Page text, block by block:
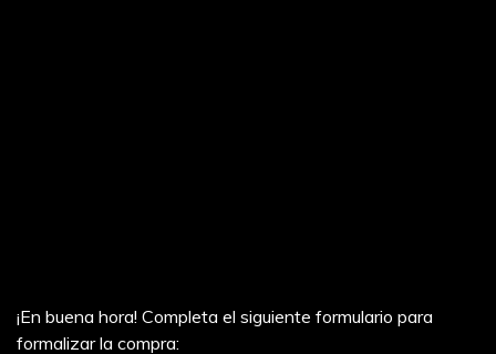
¡En buena hora! Completa el siguiente formulario para
formalizar la compra: